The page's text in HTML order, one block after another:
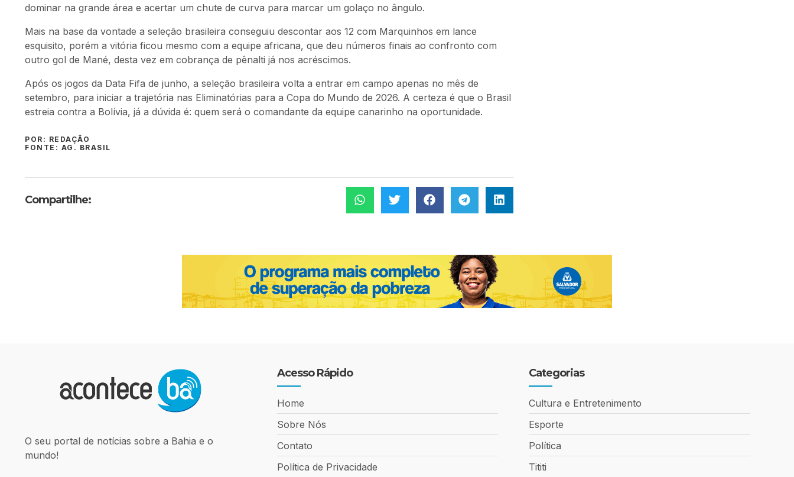
dominar na grande área e acertar um chute de curva para marcar um golaço no ângulo.
Mais na base da vontade a seleção brasileira conseguiu descontar aos 12 com Marquinhos em lance
esquisito, porém a vitória ficou mesmo com a equipe africana, que deu números finais ao confronto com
outro gol de Mané, desta vez em cobrança de pênalti já nos acréscimos.
Após os jogos da Data Fifa de junho, a seleção brasileira volta a entrar em campo apenas no mês de
setembro, para iniciar a trajetória nas Eliminatórias para a Copa do Mundo de 2026. A certeza é que o Brasil
estreia contra a Bolívia, já a dúvida é: quem será o comandante da equipe canarinho na oportunidade.
POR: REDAÇÃO
FONTE: AG. BRASIL
Compartilhe:
O seu portal de notícias sobre a Bahia e o
mundo!
Acesso Rápido
Home
Sobre Nós
Contato
Política de Privacidade
Categorias
Cultura e Entretenimento
Esporte
Política
Tititi